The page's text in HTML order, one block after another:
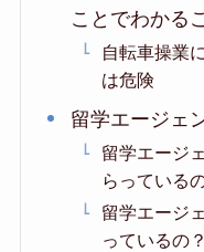
ことでわかる
自転車操業
は危険
留学エージェ
留学エージ
らっている
留学エージ
っているの？